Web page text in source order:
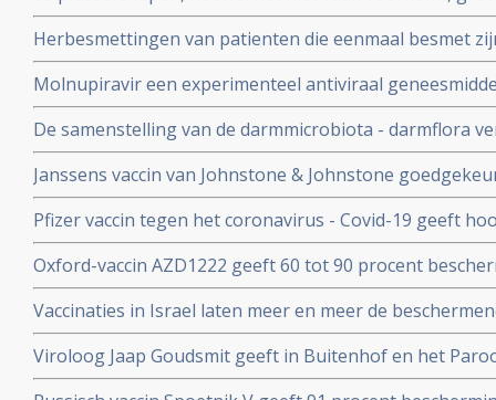
besmetting met het coronavirus - Covid-19 dan
Herbesmettingen van patienten die eenmaal besmet
- Covid-19 komen zelden voor blijkt uit nieuwe
Molnupiravir een experimenteel antiviraal
virussen, waaronder coronavirussen en specifiek
coronavirus verdwenen bij alle deelnemende patienten.
De samenstelling van de darmmicrobiota - darmflora
COVID-19, vooral de functies in het darmmicrobioom
immuunreacties beinvloeden de ernst van de ziekte
Janssens vaccin van Johnstone & Johnstone
vaccin tegen het coronavirus.
Pfizer vaccin tegen het coronavirus - Covid-19 geeft
met 90 procent effectiviteit, maar er zijn nog veel
Oxford-vaccin AZD1222 geeft 60 tot 90 procent
Covid-19 zegt producent Astrazeneca in een
Vaccinaties in Israel laten meer en meer de
een maand meer jongeren opgenomen dan ouderen in
Viroloog Jaap Goudsmit geeft in Buitenhof en het
snel van de maatregelen afkomen. Vaccineer alle 60